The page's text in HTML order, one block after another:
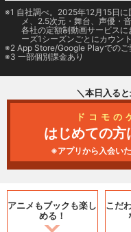
1 自社調べ。2025年12月15日
メ、2.5次元・舞台、声優・
各社の定額制動画サービス
ーズ1シーズンごとにカウント
2 App Store/Google Playでの
3 一部個別課金あり
＼本日入る
ドコモの
はじめての方
※アプリから入会い
アニメもブックも楽し
める！
こだ